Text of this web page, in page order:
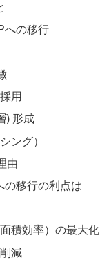
への移行
用
) 形成
ング）
由
の移行の利点は
積効率）の最大化
減